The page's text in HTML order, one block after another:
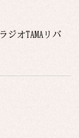
ラジオTAMAリバ